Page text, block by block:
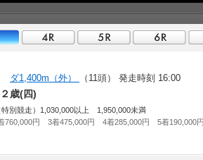
ダ1,400m（外） （11頭） 発走時刻 16:00
２歳(四)
別競走）1,030,000以上 1,950,000未満
円 3着475,000円 4着285,000円 5着190,000円